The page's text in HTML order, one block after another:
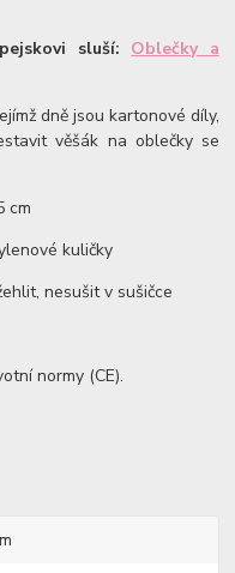
sluší: Oblečky a
dně jsou kartonové díly,
věšák na oblečky se
cm
kuličky
nesušit v sušičce
normy (CE).